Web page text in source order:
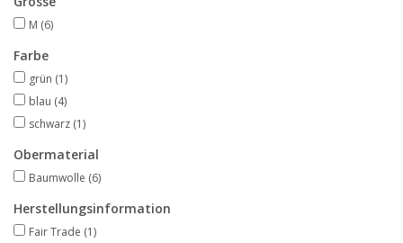
M (6)
Farbe
grün (1)
blau (4)
schwarz (1)
Obermaterial
Baumwolle (6)
Herstellungsinformation
Fair Trade (1)